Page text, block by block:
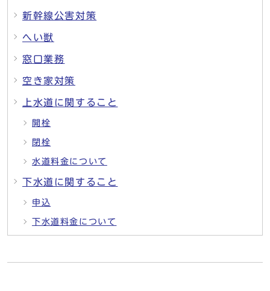
新幹線公害対策
へい獣
窓口業務
空き家対策
上水道に関すること
開栓
閉栓
水道料金について
下水道に関すること
申込
下水道料金について